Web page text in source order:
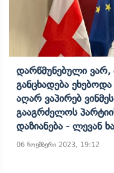
Დარწმუნებული Ვარ,
Განცხადება
Აღარ Ვაპირებ
Გააგრძელოს
Დაზიანება - Ლევან
06 ნოემბერი 2023, 19:12